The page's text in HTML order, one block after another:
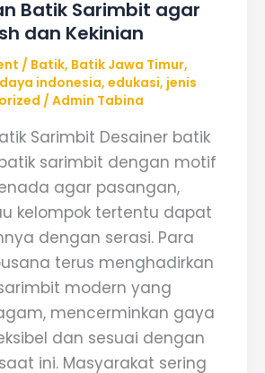
Batik Sarimbit agar
dan Kekinian
/ Batik, Batik Jawa Timur,
indonesia,edukasi, jenis
/Admin Tabina
Sarimbit Desainer batik
sarimbit dengan motif
agar pasangan,
kelompok tertentu dapat
dengan serasi. Para
terus menghadirkan
modern yang
mencerminkan gaya
dan sesuai dengan
ini. Masyarakat sering